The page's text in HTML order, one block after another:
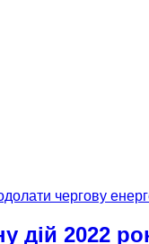
2022